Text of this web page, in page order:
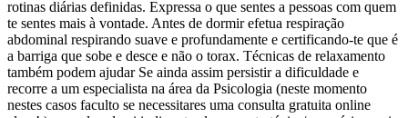
rotinas diárias definidas. Expressa o que sentes a pessoas com quem
te sentes mais à vontade. Antes de dormir efetua respiração
abdominal respirando suave e profundamente e certificando-te que é
a barriga que sobe e desce e não o torax. Técnicas de relaxamento
também podem ajudar Se ainda assim persistir a dificuldade e
recorre a um especialista na área da Psicologia (neste momento
nestes casos faculto se necessitares uma consulta gratuita online